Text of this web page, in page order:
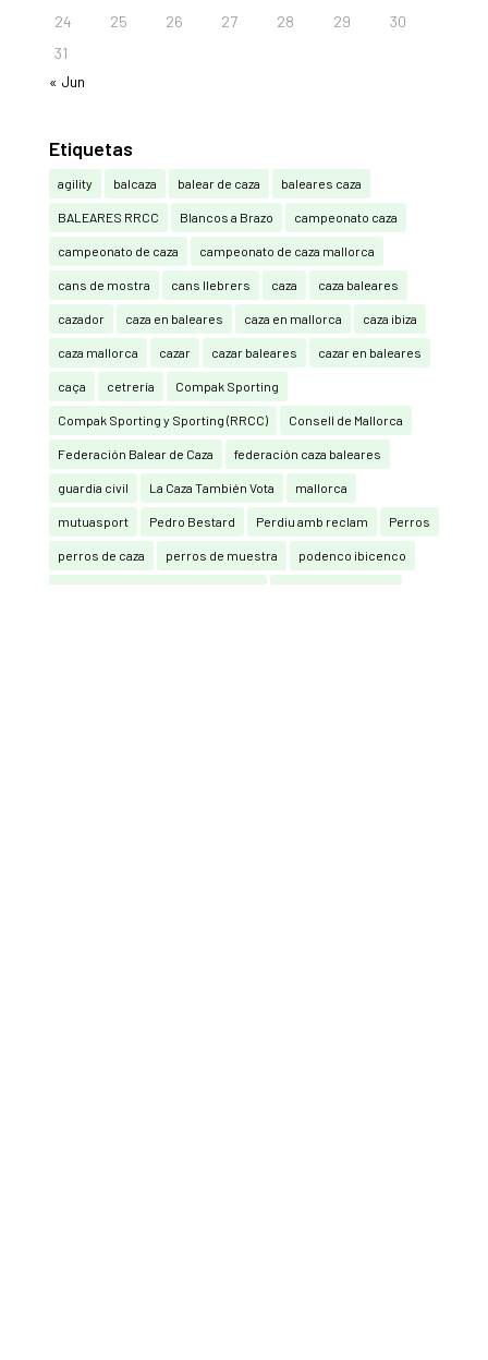
24
25 26 27 28 29
30
31
« Jun
Etiquetas
agility balcaza balear de caza baleares caza
BALEARES RRCC Blancos a Brazo campeonato caza
campeonato de caza campeonato de caza mallorca
cans de mostra cans llebrers caza caza baleares
cazador caza en baleares caza en mallorca caza ibiza
caza mallorca cazar cazar baleares cazar en baleares
caça cetrería Compak Sporting
Compak Sporting y Sporting (RRCC) Consell de Mallorca
Federación Balear de Caza federación caza baleares
guardia civil La Caza También Vota mallorca
mutuasport Pedro Bestard Perdiu amb reclam Perros
perros de caza perros de muestra podenco ibicenco
Real Federación Española de Caza Recorridos de caza